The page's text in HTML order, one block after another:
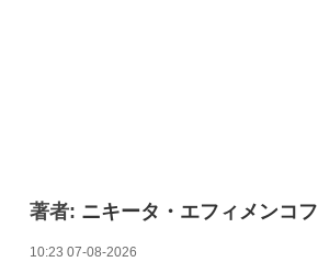
著者: ニキータ・エフィメンコフ
10:23 07-08-2026